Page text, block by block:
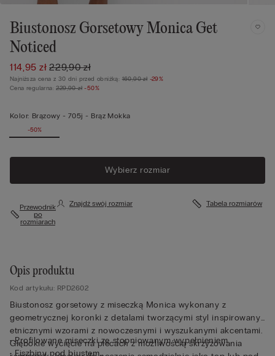
Biustonosz Gorsetowy Monica Get
Noticed
114,95 zł229,90 zł
Najniższa cena z 30 dni przed obniżką:160,90 zł -29%
Cena regularna:229,90 zł -50%
Kolor: Brązowy - 705j - Brąz Mokka
-50%
Wybierz rozmiar
Przewodnik
po
rozmiarach
Znajdź swój rozmiar Tabela rozmiarów
Opis produktu
Kod artykułu: RPD2602
Biustonosz gorsetowy z miseczką Monica wykonany z
geometrycznej koronki z detalami tworzącymi styl inspirowany
etnicznymi wzorami z nowoczesnymi i wyszukanymi akcentami.
Głębokie wycięcie na plecach z możliwością skrzyżowania
• Profilowane miseczki ze stopniowanym wypełnieniem
• Fiszbiny pod biustem